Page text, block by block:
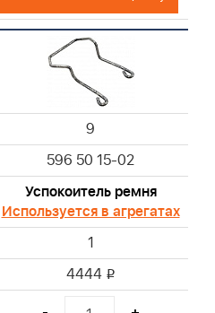
9
596 50 15-02
Успокоитель ремня
Используется в агрегатах
1
4444 i